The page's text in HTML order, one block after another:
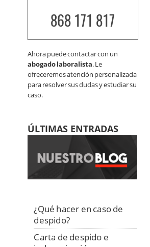
868 171 817
Ahora puede contactar con un
abogado laboralista. Le
ofreceremos atención personalizada
para resolver sus dudas y estudiar su
caso.
ÚLTIMAS ENTRADAS
¿Qué hacer en caso de
despido?
Carta de despido e